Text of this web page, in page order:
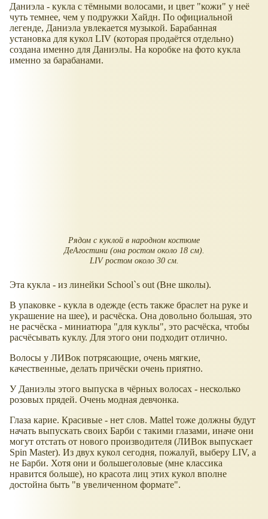
Даниэла - кукла с тёмными волосами, и цвет "кожи" у неё
чуть темнее, чем у подружки Хайдн. По официальной
легенде, Даниэла увлекается музыкой. Барабанная
установка для кукол LIV (которая продаётся отдельно)
создана именно для Даниэлы. На коробке на фото кукла
именно за барабанами.
Рядом с куклой в народном костюме
ДеАгостини (она ростом около 18 см).
LIV ростом около 30 см.
Эта кукла - из линейки School`s out (Вне школы).
В упаковке - кукла в одежде (есть также браслет на руке и
украшение на шее), и расчёска. Она довольно большая, это
не расчёска - миниатюра "для куклы", это расчёска, чтобы
расчёсывать куклу. Для этого они подходит отлично.
Волосы у ЛИВок потрясающие, очень мягкие,
качественные, делать причёски очень приятно.
У Даниэлы этого выпуска в чёрных волосах - несколько
розовых прядей. Очень модная девчонка.
Глаза карие. Красивые - нет слов. Mattel тоже должны будут
начать выпускать своих Барби с такими глазами, иначе они
могут отстать от нового производителя (ЛИВок выпускает
Spin Master). Из двух кукол сегодня, пожалуй, выберу LIV, а
не Барби. Хотя они и большеголовые (мне классика
нравится больше), но красота лиц этих кукол вполне
достойна быть "в увеличенном формате".